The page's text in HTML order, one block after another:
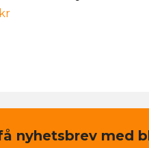
nyhetsbrev med